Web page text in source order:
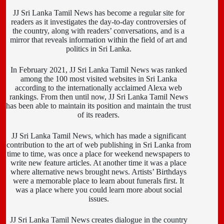
JJ Sri Lanka Tamil News has become a regular site for
readers as it investigates the day-to-day controversies of
the country, along with readers’ conversations, and is a
mirror that reveals information within the field of art and
politics in Sri Lanka.
In February 2021, JJ Sri Lanka Tamil News was ranked
among the 100 most visited websites in Sri Lanka
according to the internationally acclaimed Alexa web
rankings. From then until now, JJ Sri Lanka Tamil News
has been able to maintain its position and maintain the trust
of its readers.
JJ Sri Lanka Tamil News, which has made a significant
contribution to the art of web publishing in Sri Lanka from
time to time, was once a place for weekend newspapers to
write new feature articles. At another time it was a place
where alternative news brought news. Artists’ Birthdays
were a memorable place to learn about funerals first. It
was a place where you could learn more about social
issues.
JJ Sri Lanka Tamil News creates dialogue in the country